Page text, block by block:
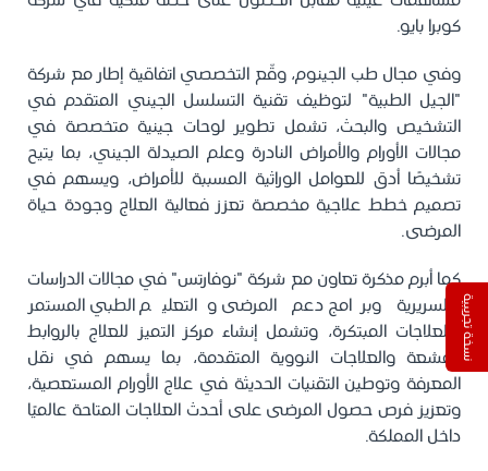
كوبرا بايو.
وفي مجال طب الجينوم، وقّع التخصصي اتفاقية إطار مع شركة
"الجيل الطبية" لتوظيف تقنية التسلسل الجيني المتقدم في
التشخيص والبحث، تشمل تطوير لوحات جينية متخصصة في
مجالات الأورام والأمراض النادرة وعلم الصيدلة الجيني، بما يتيح
تشخيصًا أدق للعوامل الوراثية المسببة للأمراض، ويسهم في
تصميم خطط علاجية مخصصة تعزز فعالية العلاج وجودة حياة
المرضى.
كما أبرم مذكرة تعاون مع شركة "نوفارتس" في مجالات الدراسات
السريرية وبرامج دعم المرضى والتعليم الطبي المستمر
والعلاجات المبتكرة، وتشمل إنشاء مركز التميز للعلاج بالروابط
المشعة والعلاجات النووية المتقدمة، بما يسهم في نقل
المعرفة وتوطين التقنيات الحديثة في علاج الأورام المستعصية،
وتعزيز فرص حصول المرضى على أحدث العلاجات المتاحة عالميًا
داخل المملكة.
نسخة تجريبية